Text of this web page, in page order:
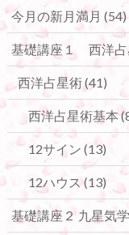
今月の新月満月 (54)
基礎講座１ 西洋占
西洋占星術(41)
西洋占星術基本
12サイン (13)
12ハウス(13)
基礎講座２ 九星気学